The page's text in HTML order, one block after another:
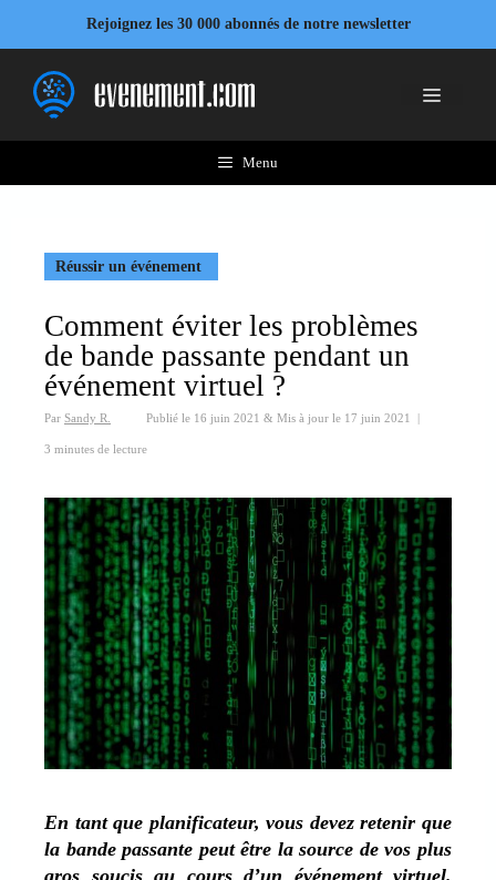
contenu
Rejoignez les 30 000 abonnés de notre newsletter
Menu
Menu
Réussir un événement
Comment éviter les problèmes
de bande passante pendant un
événement virtuel ?
Par Sandy R. Publié le 16 juin 2021 & Mis à jour le 17 juin 2021 |
3 minutes de lecture
En tant que planificateur, vous devez retenir que
la bande passante peut être la source de vos plus
gros soucis au cours d’un événement virtuel.